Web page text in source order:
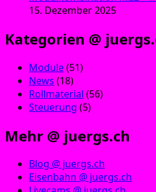
15. Dezember 2025
Kategorien @
Module(51)
News (18)
Rollmaterial (56)
Steuerung (5)
Mehr @ juergs.ch
Blog @ juergs.ch
Eisenbahn @ juergs.ch